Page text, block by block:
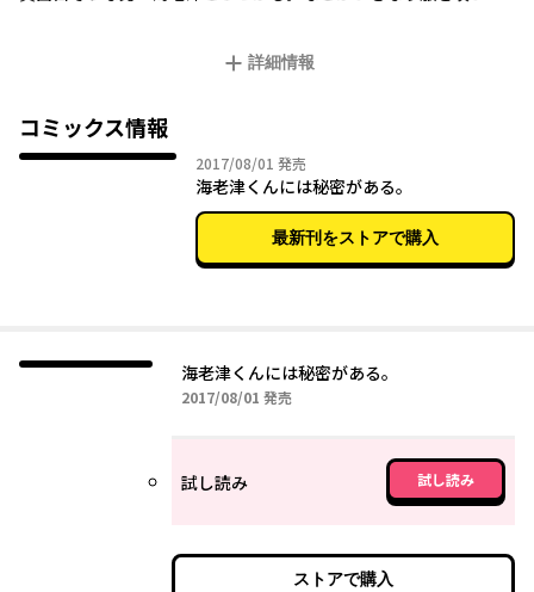
(!?)と忙しい海老津に、だんだんと目が離せなくなる。そんな海老
※このコミックスはCIEL連載作品「ちょっと、待て！」を改題し
詳細情報
コミックス情報
2017/08/01 2017年08月01日
発売
海老津くんには秘密がある。
最新刊をストアで購入
海老津くんには秘密がある。
2017/08/01 2017年08月01日
発売
試し読み 試し読み
ストアで購入